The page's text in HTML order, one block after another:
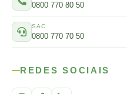
0800 770 80 50
SAC
0800 770 70 50
REDES SOCIAIS